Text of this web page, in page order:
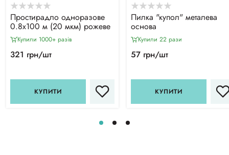
Простирадло одноразове
0.8х100 м (20 мкм) рожеве
Купили 1000+ разiв
321 грн/шт
КУПИТИ
Пилка "купол" металева
основа
Купили 22 рази
57 грн/шт
КУПИТИ